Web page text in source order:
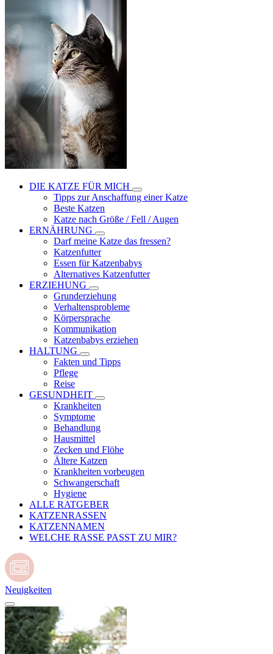
DIE KATZE FÜR MICH
Tipps zur Anschaffung einer Katze
Beste Katzen
Katze nach Größe / Fell / Augen
ERNÄHRUNG
Darf meine Katze das fressen?
Katzenfutter
Essen für Katzenbabys
Alternatives Katzenfutter
ERZIEHUNG
Grunderziehung
Verhaltensprobleme
Körpersprache
Kommunikation
Katzenbabys erziehen
HALTUNG
Fakten und Tipps
Pflege
Reise
GESUNDHEIT
Krankheiten
Symptome
Behandlung
Hausmittel
Zecken und Flöhe
Ältere Katzen
Krankheiten vorbeugen
Schwangerschaft
Hygiene
ALLE RATGEBER
KATZENRASSEN
KATZENNAMEN
WELCHE RASSE PASST ZU MIR?
Neuigkeiten